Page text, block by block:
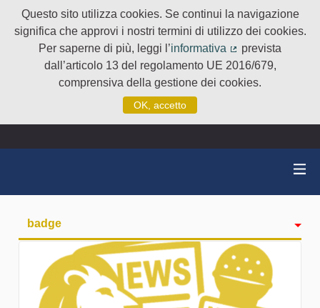
Questo sito utilizza cookies. Se continui la navigazione
significa che approvi i nostri termini di utilizzo dei cookies.
Per saperne di più, leggi l’informativa
(Collegamento
prevista
dall’articolo 13 del regolamento UE 2016/679,
comprensiva della gestione dei cookies.
OK, accetto
badge
Seguiti